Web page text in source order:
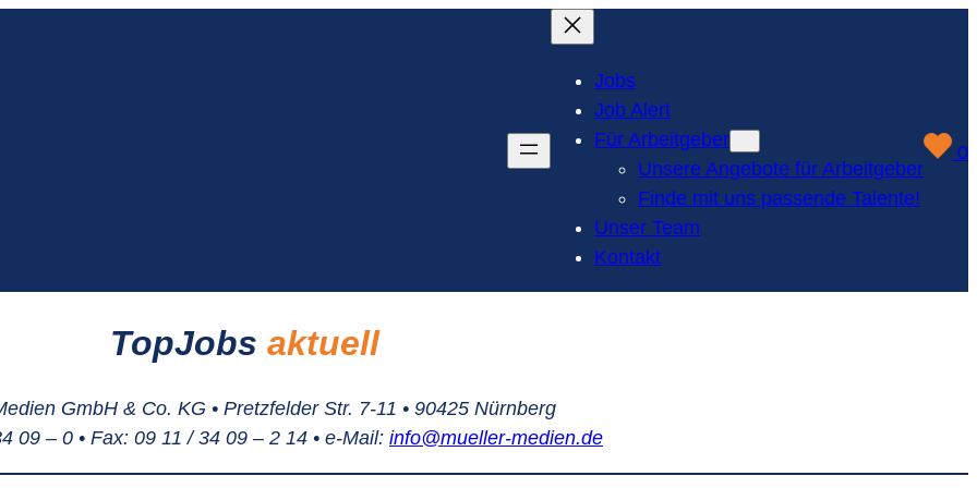
Jobs
Job Alert
Für Arbeitgeber
Unsere Angebote für Arbeitgeber
Finde mit uns passende Talente!
Unser Team
Kontakt
0
TopJobs aktuell
GmbH & Co. KG • Pretzfelder Str. 7-11 • 90425 Nürnberg
09 – 0 • Fax: 09 11 / 34 09 – 2 14 • e-Mail: info@mueller-medien.de